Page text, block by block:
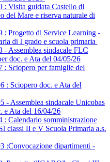
: Visita guidata Castello di
del Mare e riserva naturale di
: Progetto di Service Learning -
di I grado e scuola primaria
- Assemblea sindacale FLC
doc. e Ata del 04/05/26
: Sciopero per famiglie del
: Sciopero doc. e Ata del
- Assemblea sindacale Unicobas
e Ata del 16/04/26
: Calendario somministrazione
classi II e V Scuola Primaria a.s.
:Convocazione dipartimenti -